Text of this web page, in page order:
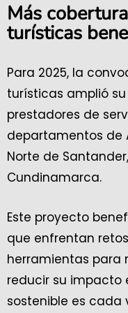
Más
turísticas
Para 2025, la
turísticas amplió
prestadores de
departamentos de
Norte de
Cundinamarca.
Este proyecto
que enfrentan
herramientas para
reducir su impacto
sostenible es